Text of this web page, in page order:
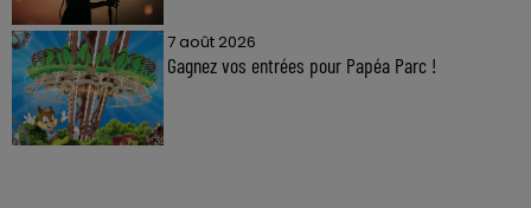
7 août 2026
Gagnez vos entrées pour Papéa Parc !